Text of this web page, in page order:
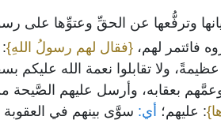
وترفُّعها عن الحقِّ وعتوِّها على
فائتمر لهم، {فقال لهم رسولُ اللهِ}
ولا تقابلوا نعمة الله عليكم
بعقابه، وأرسل عليهم الصَّيحة
: عليهم؛ أي: سوَّى بينهم في العقوبة